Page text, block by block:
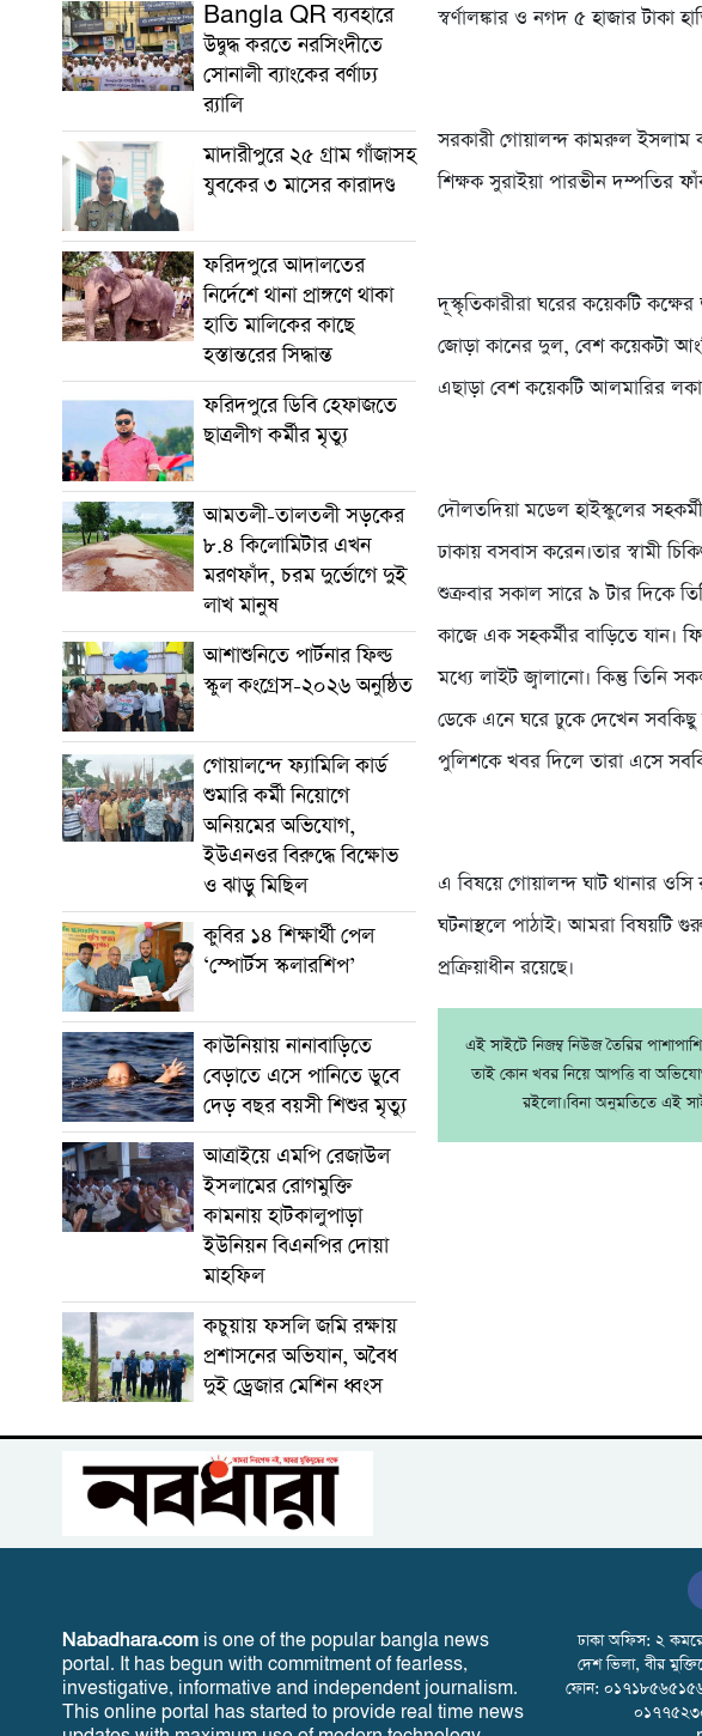
Bangla QR ব্যবহারে
উদ্বুদ্ধ করতে নরসিংদীতে
সোনালী ব্যাংকের বর্ণাঢ্য
র‌্যালি
মাদারীপুরে ২৫ গ্রাম গাঁজাসহ
যুবকের ৩ মাসের কারাদণ্ড
ফরিদপুরে আদালতের
নির্দেশে থানা প্রাঙ্গণে থাকা
হাতি মালিকের কাছে
হস্তান্তরের সিদ্ধান্ত
ফরিদপুরে ডিবি হেফাজতে
ছাত্রলীগ কর্মীর মৃত্যু
আমতলী-তালতলী সড়কের
৮.৪ কিলোমিটার এখন
মরণফাঁদ, চরম দুর্ভোগে দুই
লাখ মানুষ
আশাশুনিতে পার্টনার ফিল্ড
স্কুল কংগ্রেস-২০২৬ অনুষ্ঠিত
গোয়ালন্দে ফ্যামিলি কার্ড
শুমারি কর্মী নিয়োগে
অনিয়মের অভিযোগ,
ইউএনওর বিরুদ্ধে বিক্ষোভ
ও ঝাড়ু মিছিল
কুবির ১৪ শিক্ষার্থী পেল
‘স্পোর্টস স্কলারশিপ’
কাউনিয়ায় নানাবাড়িতে
বেড়াতে এসে পানিতে ডুবে
দেড় বছর বয়সী শিশুর মৃত্যু
আত্রাইয়ে এমপি রেজাউল
ইসলামের রোগমুক্তি
কামনায় হাটকালুপাড়া
ইউনিয়ন বিএনপির দোয়া
মাহফিল
কচুয়ায় ফসলি জমি রক্ষায়
প্রশাসনের অভিযান, অবৈধ
দুই ড্রেজার মেশিন ধ্বংস
স্বর্ণালঙ্কার ও নগদ ৫ হাজার টাকা
সরকারী গোয়ালন্দ কামরুল ইসলাম
শিক্ষক সুরাইয়া পারভীন দম্পতির
দূস্কৃতিকারীরা ঘরের কয়েকটি
জোড়া কানের দুল, বেশ কয়েকটা
এছাড়া বেশ কয়েকটি আলমারির
দৌলতদিয়া মডেল হাইস্কুলের
ঢাকায় বসবাস করেন।তার স্বামী
শুক্রবার সকাল সারে ৯ টার দিকে
কাজে এক সহকর্মীর বাড়িতে যান।
মধ্যে লাইট জ্বালানো। কিন্তু
ডেকে এনে ঘরে ঢুকে দেখেন সবকিছু
পুলিশকে খবর দিলে তারা এসে
এ বিষয়ে গোয়ালন্দ ঘাট থানার
ঘটনাস্থলে পাঠাই। আমরা বিষয়টি
প্রক্রিয়াধীন রয়েছে।
এই সাইটে নিজম্ব নিউজ তৈরির
তাই কোন খবর নিয়ে আপত্তি বা
রইলো।বিনা অনুমতিতে এই
Nabadhara.com is one of the popular bangla news
portal. It has begun with commitment of fearless,
investigative, informative and independent journalism.
This online portal has started to provide real time news
ঢাকা অফিস: ২
দেশ ভিলা, বীর
ফোন: ০১৭১৮৫৬৫১৫৬